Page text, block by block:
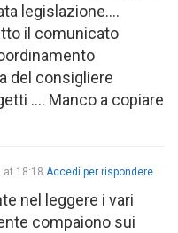
legislazione….
il comunicato
del consigliere
…. Manco a copiare
at 18:18 Accedi per rispondere
nel leggere i vari
compaiono sui